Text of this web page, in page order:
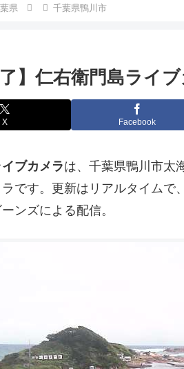
県 千葉県鴨川市
了】仁右衛門島ライ
X Facebook
ブカメラは、千葉県鴨川市太
です。更新はリアルタイム
ンズによる配信。